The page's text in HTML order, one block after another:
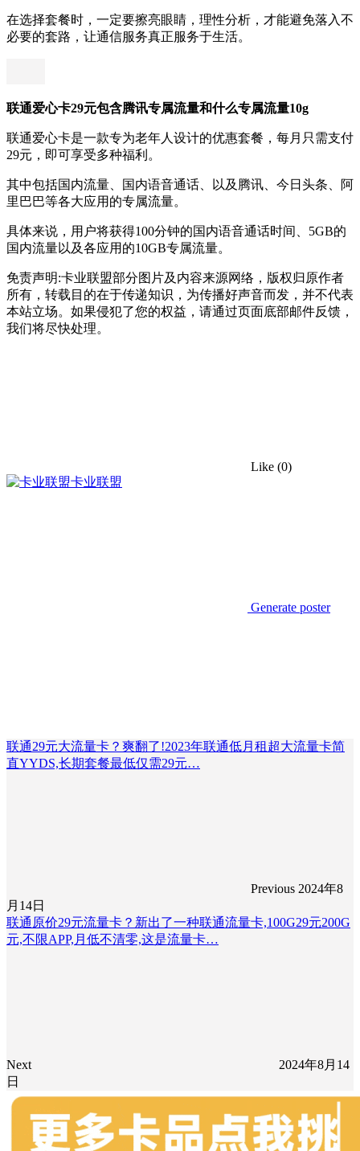
在选择套餐时，一定要擦亮眼睛，理性分析，才能避免落入不
必要的套路，让通信服务真正服务于生活。
联通爱心卡29元包含腾讯专属流量和什么专属流量10g
联通爱心卡是一款专为老年人设计的优惠套餐，每月只需支付
29元，即可享受多种福利。
其中包括国内流量、国内语音通话、以及腾讯、今日头条、阿
里巴巴等各大应用的专属流量。
具体来说，用户将获得100分钟的国内语音通话时间、5GB的
国内流量以及各应用的10GB专属流量。
免责声明:卡业联盟部分图片及内容来源网络，版权归原作者
所有，转载目的在于传递知识，为传播好声音而发，并不代表
本站立场。如果侵犯了您的权益，请通过页面底部邮件反馈，
我们将尽快处理。
Like (0)
卡业联盟
Generate poster
联通29元大流量卡？爽翻了!2023年联通低月租超大流量卡简
直YYDS,长期套餐最低仅需29元…
Previous 2024年8
月14日
联通原价29元流量卡？新出了一种联通流量卡,100G29元200G
元,不限APP,月低不清零,这是流量卡…
Next
2024年8月14
日